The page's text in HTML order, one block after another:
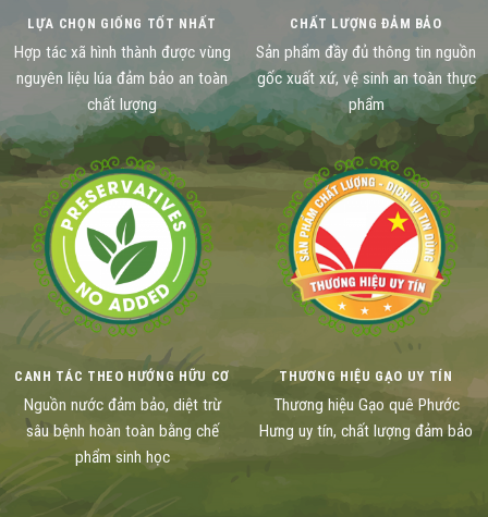
LỰA CHỌN GIỐNG TỐT NHẤT
Hợp tác xã hình thành được vùng
nguyên liệu lúa đảm bảo an toàn
chất lượng
CHẤT LƯỢNG ĐẢM BẢO
Sản phẩm đầy đủ thông tin nguồn
gốc xuất xứ, vệ sinh an toàn thực
phẩm
CANH TÁC THEO HƯỚNG HỮU CƠ
Nguồn nước đảm bảo, diệt trừ
sâu bệnh hoàn toàn bằng chế
phẩm sinh học
THƯƠNG HIỆU GẠO UY TÍN
Thương hiệu Gạo quê Phước
Hưng uy tín, chất lượng đảm bảo